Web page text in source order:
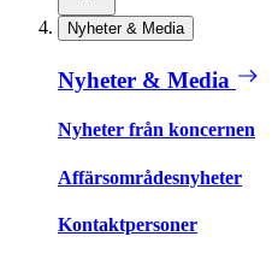
Nyheter & Media
Nyheter & Media
Nyheter från koncernen
Affärsområdesnyheter
Kontaktpersoner